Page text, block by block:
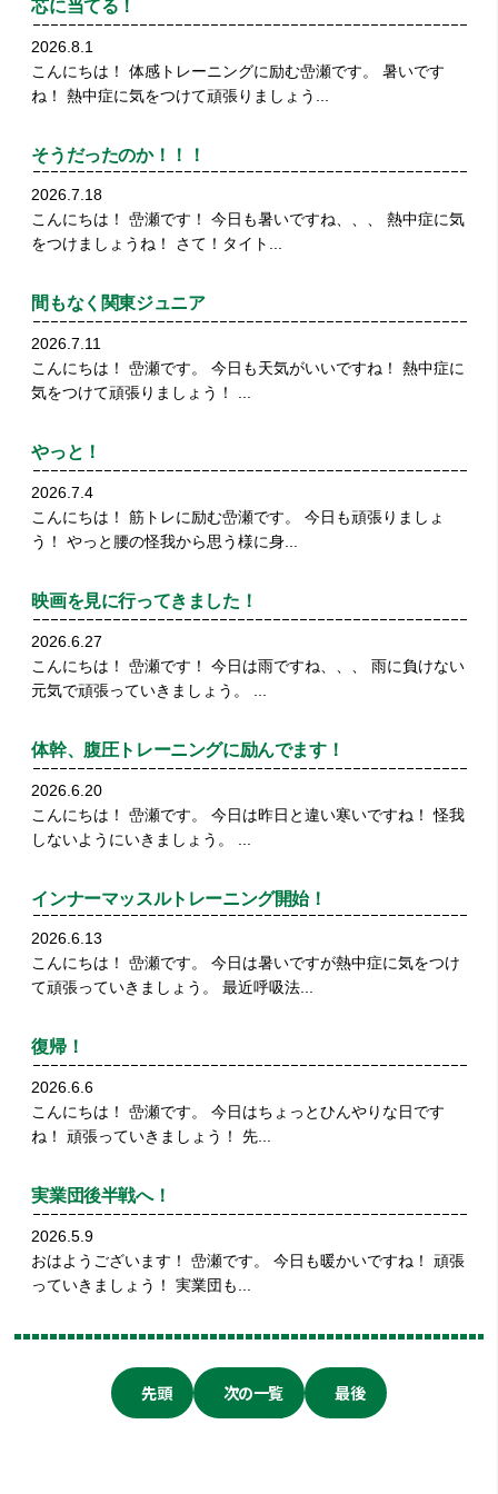
芯に当てる！
2026.8.1
こんにちは！ 体感トレーニングに励む嵒瀬です。 暑いです
ね！ 熱中症に気をつけて頑張りましょう...
そうだったのか！！！
2026.7.18
こんにちは！ 嵒瀬です！ 今日も暑いですね、、、 熱中症に気
をつけましょうね！ さて！タイト...
間もなく関東ジュニア
2026.7.11
こんにちは！ 嵒瀬です。 今日も天気がいいですね！ 熱中症に
気をつけて頑張りましょう！ ...
やっと！
2026.7.4
こんにちは！ 筋トレに励む嵒瀬です。 今日も頑張りましょ
う！ やっと腰の怪我から思う様に身...
映画を見に行ってきました！
2026.6.27
こんにちは！ 嵒瀬です！ 今日は雨ですね、、、 雨に負けない
元気で頑張っていきましょう。 ...
体幹、腹圧トレーニングに励んでます！
2026.6.20
こんにちは！ 嵒瀬です。 今日は昨日と違い寒いですね！ 怪我
しないようにいきましょう。 ...
インナーマッスルトレーニング開始！
2026.6.13
こんにちは！ 嵒瀬です。 今日は暑いですが熱中症に気をつけ
て頑張っていきましょう。 最近呼吸法...
復帰！
2026.6.6
こんにちは！ 嵒瀬です。 今日はちょっとひんやりな日です
ね！ 頑張っていきましょう！ 先...
実業団後半戦へ！
2026.5.9
おはようございます！ 嵒瀬です。 今日も暖かいですね！ 頑張
っていきましょう！ 実業団も...
先頭 次の一覧 最後